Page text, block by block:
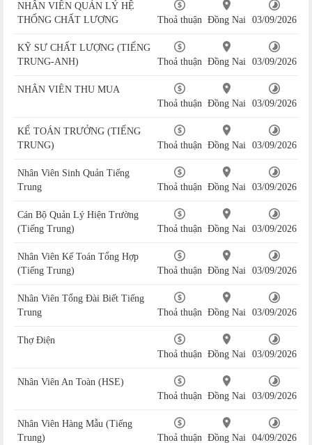
NHÂN VIÊN QUẢN LÝ HỆ
THỐNG CHẤT LƯỢNG
Thoả thuận Đồng Nai 03/09/2026
KỸ SƯ CHẤT LƯỢNG (TIẾNG
TRUNG-ANH)
Thoả thuận Đồng Nai 03/09/2026
NHÂN VIÊN THU MUA
Thoả thuận Đồng Nai 03/09/2026
KẾ TOÁN TRƯỞNG (TIẾNG
TRUNG)
Thoả thuận Đồng Nai 03/09/2026
Nhân Viên Sinh Quản Tiếng
Trung
Thoả thuận Đồng Nai 03/09/2026
Cán Bộ Quản Lý Hiện Trường
(Tiếng Trung)
Thoả thuận Đồng Nai 03/09/2026
Nhân Viên Kế Toán Tổng Hợp
(Tiếng Trung)
Thoả thuận Đồng Nai 03/09/2026
Nhân Viên Tổng Đài Biết Tiếng
Trung
Thoả thuận Đồng Nai 03/09/2026
Thợ Điện
Thoả thuận Đồng Nai 03/09/2026
Nhân Viên An Toàn (HSE)
Thoả thuận Đồng Nai 03/09/2026
Nhân Viên Hàng Mẫu (Tiếng
Trung)
Thoả thuận Đồng Nai 04/09/2026